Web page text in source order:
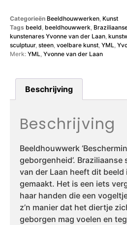
Categorieën Beeldhouwwerken, Kunst
Tags beeld, beeldhouwwerk,
kunstenares Yvonne van der Laan,
sculptuur, steen, voelbare kunst, YML,
Merk: YML, Yvonne van der Laan
Beschrijving
Beschrijving
Beeldhouwwerk
geborgenheid’.
van der Laan heeft dit
gemaakt. Het is een iets
haar handen die een
z’n manier dat het diertje
geborgen mag voelen en